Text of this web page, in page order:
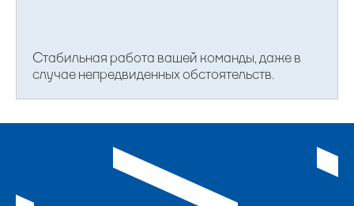
Стабильная работа вашей команды, даже в
случае непредвиденных обстоятельств.